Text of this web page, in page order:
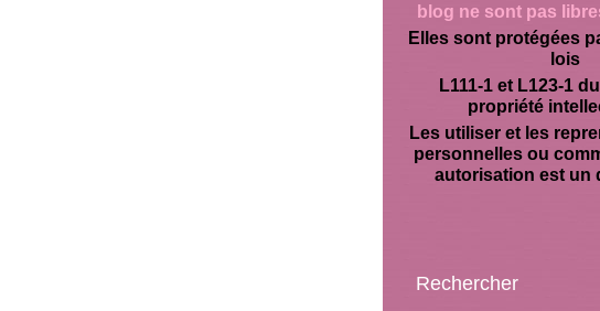
blog ne sont pas
Elles sont protégées
lois
L111-1 et L123-1
propriété
Les utiliser et les
personnelles ou
autorisation est un
Rechercher